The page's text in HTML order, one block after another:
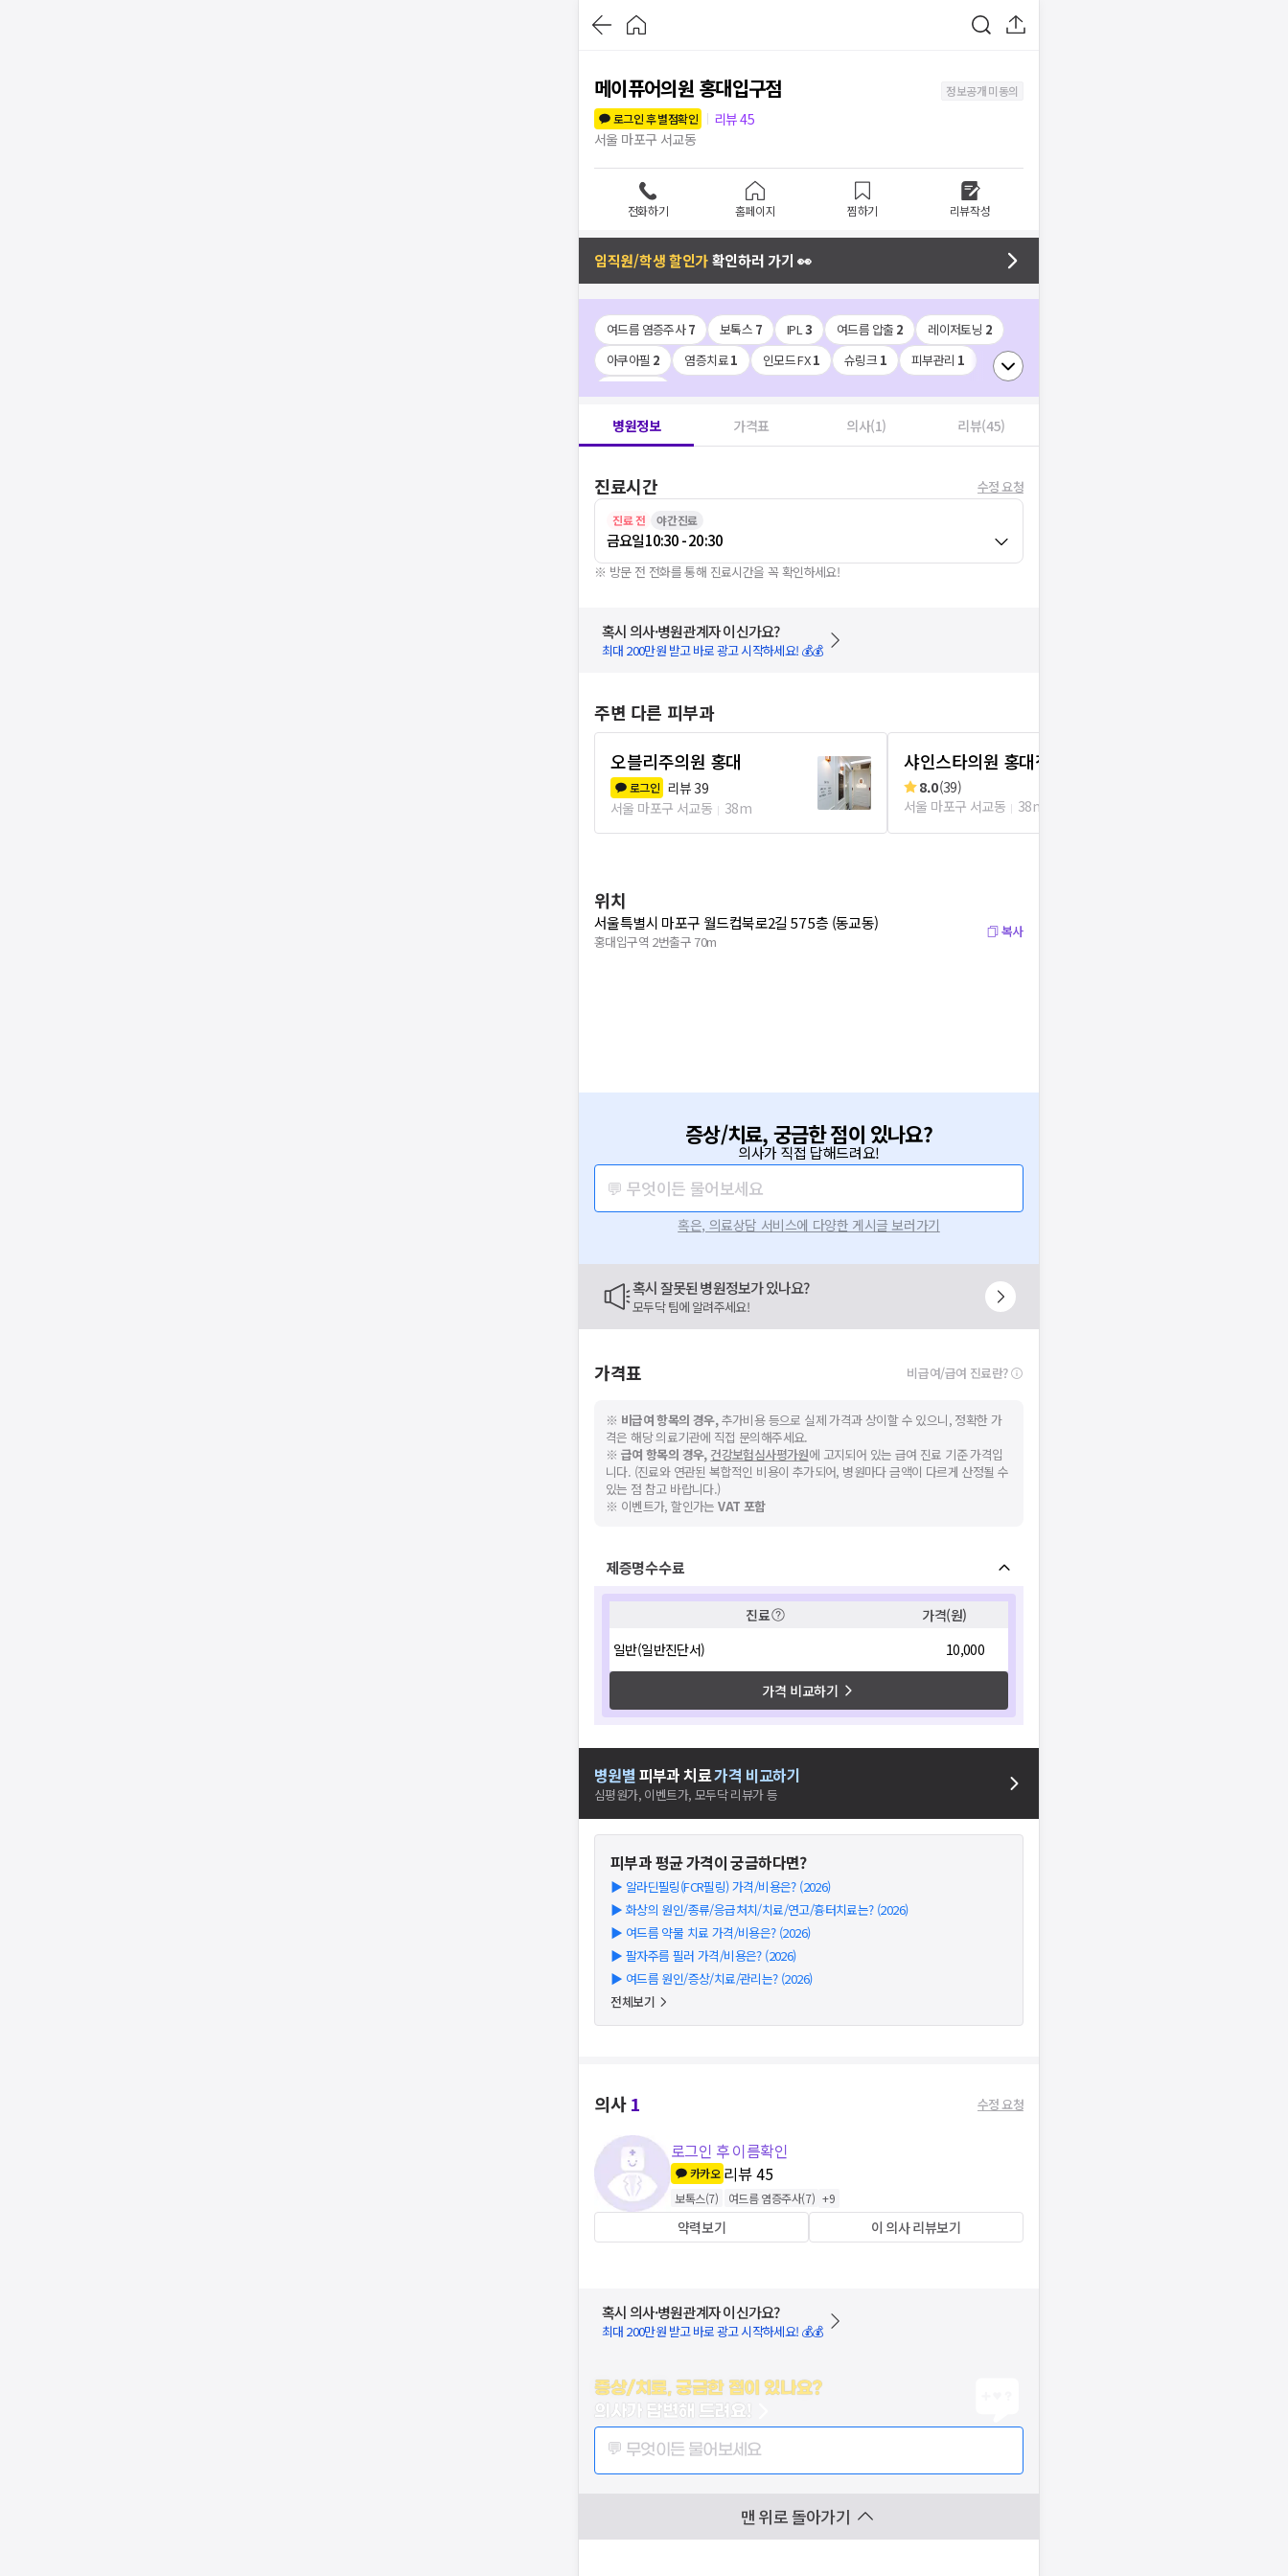
메이퓨어의원 홍대입구점
정보공개 미동의
로그인 후 별점확인
리뷰45
서울 마포구 서교동
전화하기 홈페이지 찜하기 리뷰작성
임직원/학생 할인가확인하러 가기 👀
여드름 염증주사7 보톡스 7 IPL3 여드름 압출 2 레이저토닝 2
아쿠아필 2 염증치료1 인모드 FX1 슈링크 1 피부관리 1
병원정보 가격표 의사(1) 리뷰(45)
진료시간 수정 요청
진료 전 야간진료
금요일10:30 - 20:30
※ 방문 전 전화를 통해 진료시간을 꼭 확인하세요!
혹시 의사·병원관계자 이신가요?
최대 200만원 받고 바로 광고 시작하세요! 💰💰
주변 다른 피부과
오블리주의원 홍대
로그인 리뷰 39
서울 마포구 서교동
38m
샤인스타의원 홍대점
8.0(39)
서울 마포구 서교동
38m
위치
서울특별시 마포구 월드컵북로2길 57 5층 (동교동)
홍대입구역 2번출구 70m
복사
증상/치료, 궁금한 점이 있나요?
의사가 직접 답해드려요!
💬 무엇이든 물어보세요
혹은, 의료상담 서비스에 다양한 게시글 보러가기
혹시 잘못된 병원정보가 있나요?
모두닥 팀에 알려주세요!
가격표 비급여/급여 진료란?
※ 비급여 항목의 경우,추가비용 등으로 실제 가격과 상이할 수 있으니, 정확한 가
격은 해당 의료기관에 직접 문의해주세요.
※ 급여 항목의 경우, 건강보험심사평가원에 고지되어 있는 급여 진료 기준 가격입
니다. (진료와 연관된 복합적인 비용이 추가되어, 병원마다 금액이 다르게 산정될 수
있는 점 참고 바랍니다.)
※ 이벤트가, 할인가는VAT 포함
제증명수수료
진료
가격(원)
일반(일반진단서)
10,000
가격 비교하기
병원별 피부과치료가격 비교하기
심평원가, 이벤트가, 모두닥 리뷰가 등
피부과평균 가격이 궁금하다면?
▶ 알라딘필링(FCR필링) 가격/비용은? (2026)
▶ 화상의 원인/종류/응급처치/치료/연고/흉터치료는? (2026)
▶ 여드름 약물 치료 가격/비용은? (2026)
▶ 팔자주름 필러 가격/비용은? (2026)
▶ 여드름 원인/증상/치료/관리는? (2026)
전체보기
의사1 수정 요청
로그인 후 이름확인
카카오 리뷰45
보톡스(7) 여드름 염증주사(7) +9
약력보기 이 의사 리뷰보기
혹시 의사·병원관계자 이신가요?
최대 200만원 받고 바로 광고 시작하세요! 💰💰
증상/치료, 궁금한 점이 있나요?
의사가 답변해 드려요!
💬 무엇이든 물어보세요
맨 위로 돌아가기